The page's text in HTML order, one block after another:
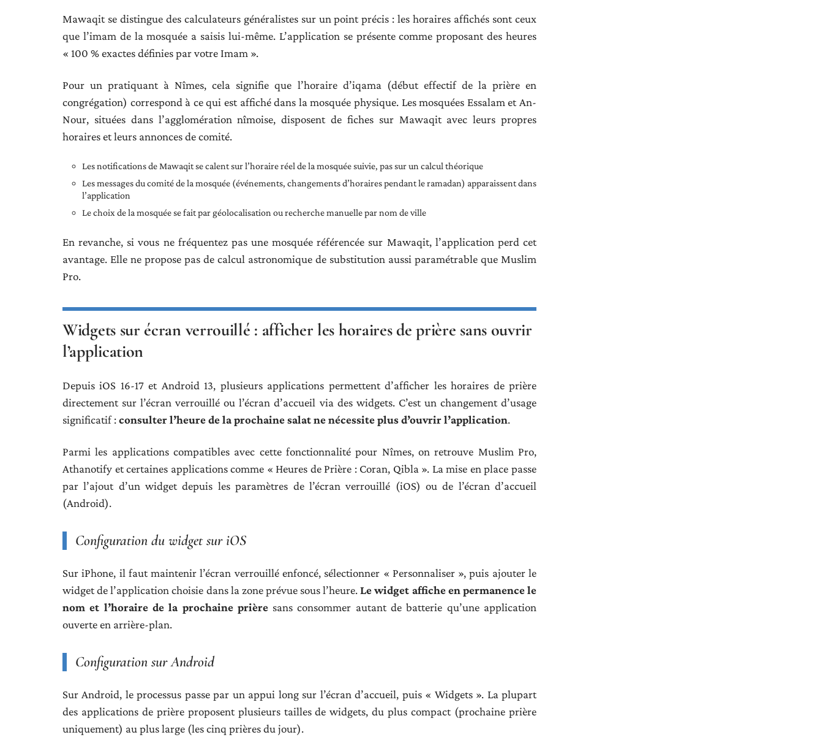
Mawaqit se distingue des calculateurs généralistes sur un point précis : les horaires affichés sont ceux
que l’imam de la mosquée a saisis lui-même. L’application se présente comme proposant des heures
« 100 % exactes définies par votre Imam ».
Pour un pratiquant à Nîmes, cela signifie que l’horaire d’iqama (début effectif de la prière en
congrégation) correspond à ce qui est affiché dans la mosquée physique. Les mosquées Essalam et An-
Nour, situées dans l’agglomération nîmoise, disposent de fiches sur Mawaqit avec leurs propres
horaires et leurs annonces de comité.
Les notifications de Mawaqit se calent sur l’horaire réel de la mosquée suivie, pas sur un calcul théorique
Les messages du comité de la mosquée (événements, changements d’horaires pendant le ramadan) apparaissent dans
l’application
Le choix de la mosquée se fait par géolocalisation ou recherche manuelle par nom de ville
En revanche, si vous ne fréquentez pas une mosquée référencée sur Mawaqit, l’application perd cet
avantage. Elle ne propose pas de calcul astronomique de substitution aussi paramétrable que Muslim
Pro.
Widgets sur écran verrouillé : afficher les horaires de prière sans ouvrir
l’application
Depuis iOS 16-17 et Android 13, plusieurs applications permettent d’afficher les horaires de prière
directement sur l’écran verrouillé ou l’écran d’accueil via des widgets. C’est un changement d’usage
significatif :consulter l’heure de la prochaine salat ne nécessite plus d’ouvrir l’application.
Parmi les applications compatibles avec cette fonctionnalité pour Nîmes, on retrouve Muslim Pro,
Athanotify et certaines applications comme « Heures de Prière : Coran, Qibla ». La mise en place passe
par l’ajout d’un widget depuis les paramètres de l’écran verrouillé (iOS) ou de l’écran d’accueil
(Android).
Configuration du widget sur iOS
Sur iPhone, il faut maintenir l’écran verrouillé enfoncé, sélectionner « Personnaliser », puis ajouter le
widget de l’application choisie dans la zone prévue sous l’heure.Le widget affiche en permanence le
nom et l’horaire de la prochaine prièresans consommer autant de batterie qu’une application
ouverte en arrière-plan.
Configuration sur Android
Sur Android, le processus passe par un appui long sur l’écran d’accueil, puis « Widgets ». La plupart
des applications de prière proposent plusieurs tailles de widgets, du plus compact (prochaine prière
uniquement) au plus large (les cinq prières du jour).